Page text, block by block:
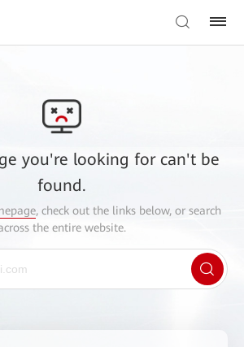
you're looking for can't be
found.
, check out the links below, or search
the entire website.